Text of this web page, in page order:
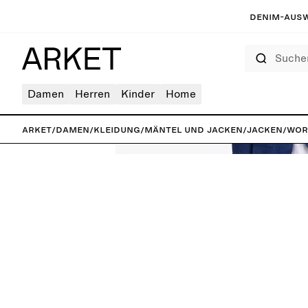
Denim-
Damen Herren Kinder Home
ARKET/Damen/Kleidung/Mäntel und Jacken/Jacken/